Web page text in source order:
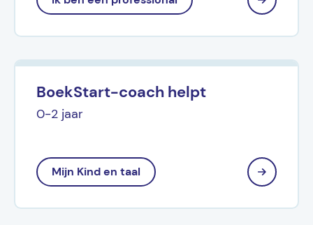
BoekStart-coach helpt
0-2 jaar
Mijn Kind en taal